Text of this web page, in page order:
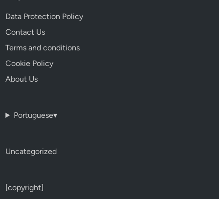
Data Protection Policy
Contact Us
Terms and conditions
Cookie Policy
About Us
Portuguese▾
Uncategorized
[copyright]